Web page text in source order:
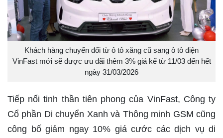
Khách hàng chuyển đổi từ ô tô xăng cũ sang ô tô điện
VinFast mới sẽ được ưu đãi thêm 3% giá kể từ 11/03 đến hết
ngày 31/03/2026
Tiếp nối tinh thần tiên phong của VinFast, Công ty
Cổ phần Di chuyển Xanh và Thông minh GSM cũng
công bố giảm ngay 10% giá cước các dịch vụ di